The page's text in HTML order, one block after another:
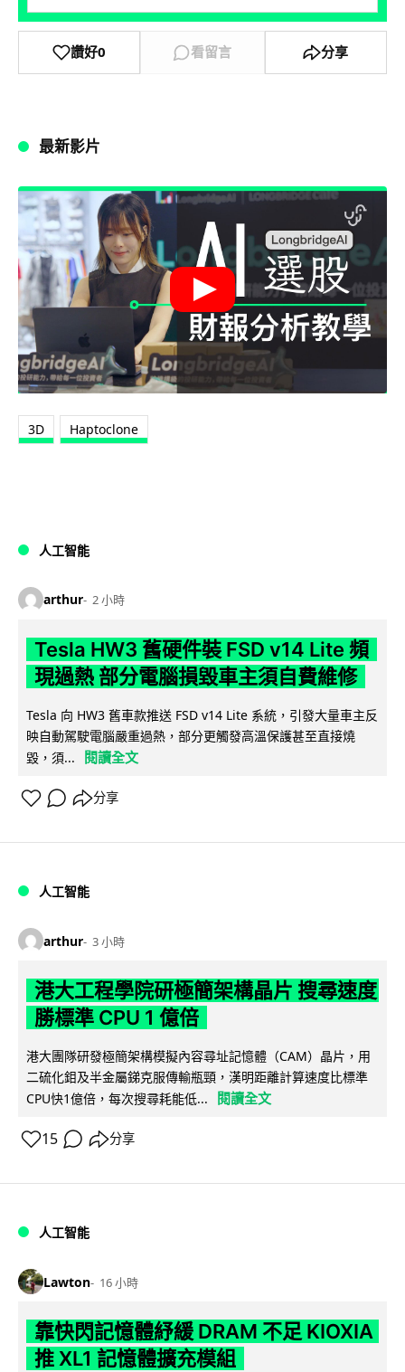
讚好0 看留言 分享
最新影片
3D Haptoclone
人工智能
arthur 2 小時
Tesla HW3 舊硬件裝 FSD v14 Lite 頻
現過熱 部分電腦損毀車主須自費維修
Tesla 向 HW3 舊車款推送 FSD v14 Lite 系統，引發大量車主反
映自動駕駛電腦嚴重過熱，部分更觸發高溫保護甚至直接燒
毀，須...
閱讀全文
分享
人工智能
arthur 3 小時
港大工程學院研極簡架構晶片 搜尋速度
勝標準 CPU 1 億倍
港大團隊研發極簡架構模擬內容尋址記憶體（CAM）晶片，用
二硫化鉬及半金屬銻克服傳輸瓶頸，漢明距離計算速度比標準
CPU快1億倍，每次搜尋耗能低...
閱讀全文
15 分享
人工智能
Lawton 16 小時
靠快閃記憶體紓緩 DRAM 不足 KIOXIA
推 XL1 記憶體擴充模組